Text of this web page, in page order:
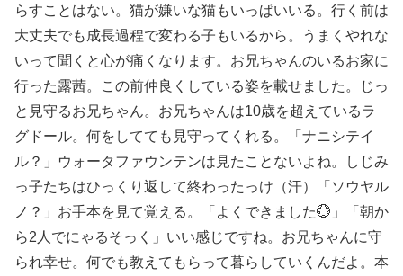
らすことはない。猫が嫌いな猫もいっぱいいる。行く前は
大丈夫でも成長過程で変わる子もいるから。うまくやれな
いって聞くと心が痛くなります。お兄ちゃんのいるお家に
行った露茜。この前仲良くしている姿を載せました。じっ
と見守るお兄ちゃん。お兄ちゃんは10歳を超えているラ
グドール。何をしてても見守ってくれる。「ナニシテイ
ル？」ウォータファウンテンは見たことないよね。しじみ
っ子たちはひっくり返して終わったっけ（汗）「ソウヤル
ノ？」お手本を見て覚える。「よくできました💮」「朝か
ら2人でにゃるそっく」いい感じですね。お兄ちゃんに守
られ幸せ。何でも教えてもらって暮らしていくんだよ。本